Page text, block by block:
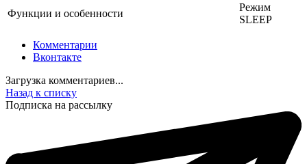
Функции и особенности
Режим
SLEEP
Комментарии
Вконтакте
Загрузка комментариев...
Назад к списку
Подписка на рассылку